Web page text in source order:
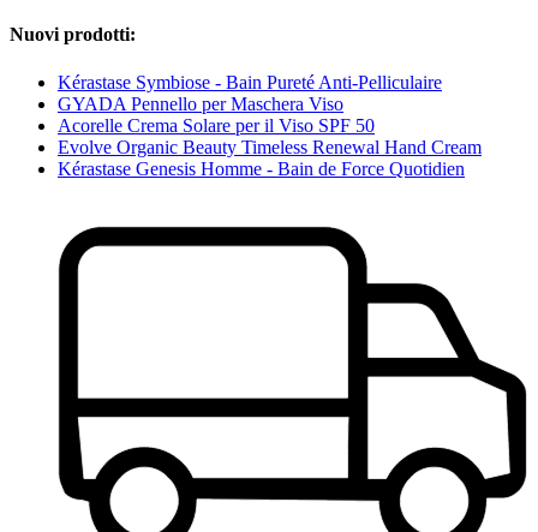
Nuovi prodotti:
Kérastase Symbiose - Bain Pureté Anti-Pelliculaire
GYADA Pennello per Maschera Viso
Acorelle Crema Solare per il Viso SPF 50
Evolve Organic Beauty Timeless Renewal Hand Cream
Kérastase Genesis Homme - Bain de Force Quotidien